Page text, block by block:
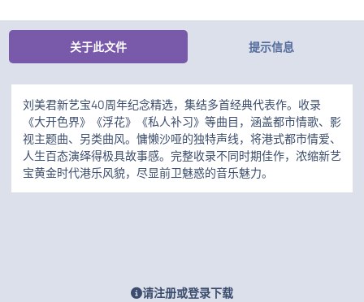
关于此文件 提示信息
刘美君新艺宝40周年纪念精选，集结多首经典代表作。收录
《大开色界》《浮花》《私人补习》等曲目，涵盖都市情歌、影
视主题曲、另类曲风。慵懒沙哑的独特声线，将港式都市情爱、
人生百态演绎得极具故事感。完整收录不同时期佳作，浓缩新艺
宝黄金时代港乐风貌，尽显前卫魅惑的音乐魅力。
请注册或登录下载